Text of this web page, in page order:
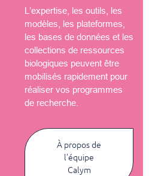
L’expertise, les outils, les
modèles, les plateformes,
les bases de données et les
collections de ressources
biologiques peuvent être
mobilisés rapidement pour
réaliser vos programmes
de recherche.
À propos de
l’équipe
Calym